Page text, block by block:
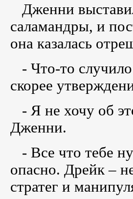
Дженни
саламандры, и
она казалась
- Что-то
скорее
- Я не хочу об
Дженни.
- Все что тебе
опасно. Дрейк –
стратег и